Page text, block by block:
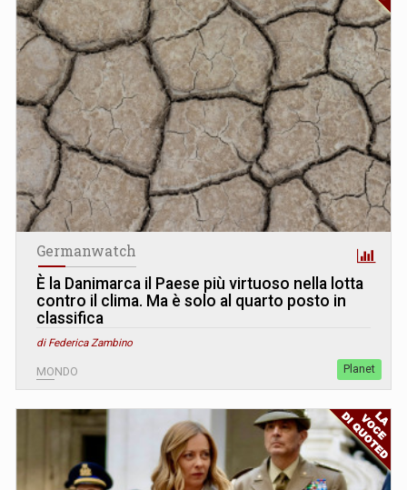
Germanwatch
È la Danimarca il Paese più virtuoso nella lotta
contro il clima. Ma è solo al quarto posto in
classifica
di Federica Zambino
MONDO Planet